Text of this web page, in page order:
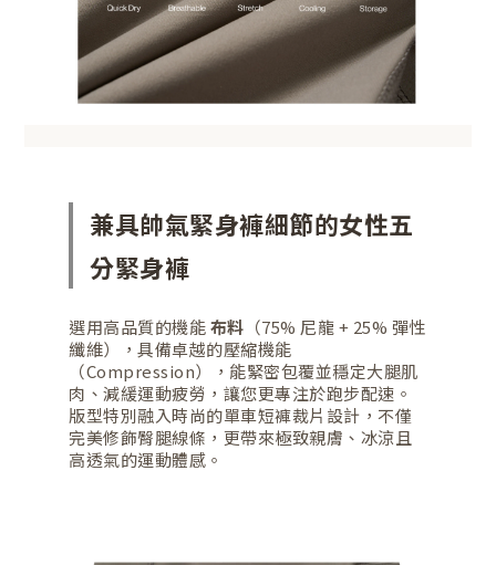
兼具帥氣緊身褲細節的女性五
分緊身褲
選用高品質的機能布料 （75% 尼龍 + 25% 彈性
纖維），具備卓越的壓縮機能
（Compression），能緊密包覆並穩定大腿肌
肉、減緩運動疲勞，讓您更專注於跑步配速。
版型特別融入時尚的單車短褲裁片設計，不僅
完美修飾臀腿線條，更帶來極致親膚、冰涼且
高透氣的運動體感。